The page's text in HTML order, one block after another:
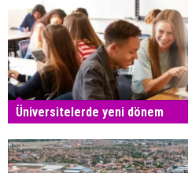
Üniversitelerde yeni dönem